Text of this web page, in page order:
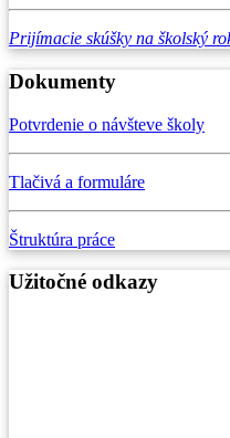
Prijímacie skúšky na školský
Dokumenty
Potvrdenie o návšteve školy
Tlačivá a formuláre
Štruktúra práce
Užitočné odkazy